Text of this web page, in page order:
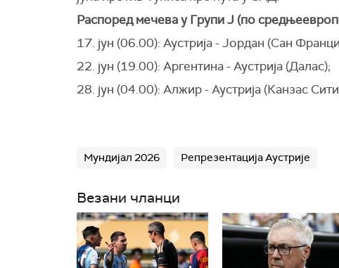
Распоред мечева у Групи Ј (по
17. јун (06.00): Аустрија - Јордан (Сан
22. јун (19.00): Аргентина - Аустрија (Далас);
28. јун (04.00): Алжир - Аустрија (Канзас
Мундијал 2026 Репрезентација Аустрије
Везани чланци